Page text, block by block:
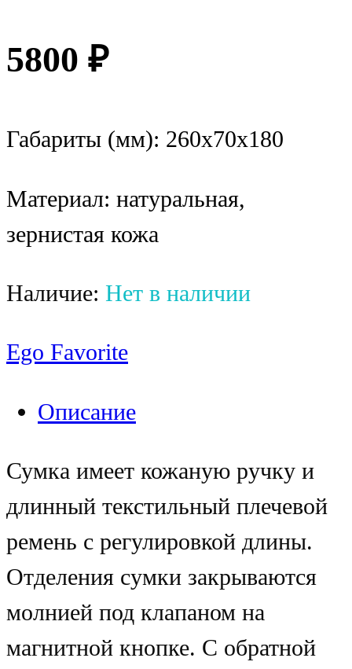
5800 ₽
Габариты (мм): 260x70x180
Материал: натуральная,
зернистая кожа
Наличие: Нет в наличии
Ego Favorite
Описание
Сумка имеет кожаную ручку и
длинный текстильный плечевой
ремень с регулировкой длины.
Отделения сумки закрываются
молнией под клапаном на
магнитной кнопке. С обратной